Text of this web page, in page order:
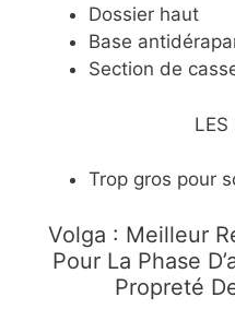
​Dossier haut
​Base
​Section de
LES
​Trop gros pour
Volga : Meilleur
Pour La Phase
Propreté